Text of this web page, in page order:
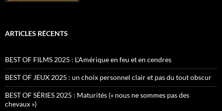
ARTICLES RÉCENTS
BEST OF FILMS 2025 : L’Amérique en feu et en cendres
BEST OF JEUX 2025 : un choix personnel clair et pas du tout obscur
BEST OF SÉRIES 2025 : Maturités (« nous ne sommes pas des
chevaux »)